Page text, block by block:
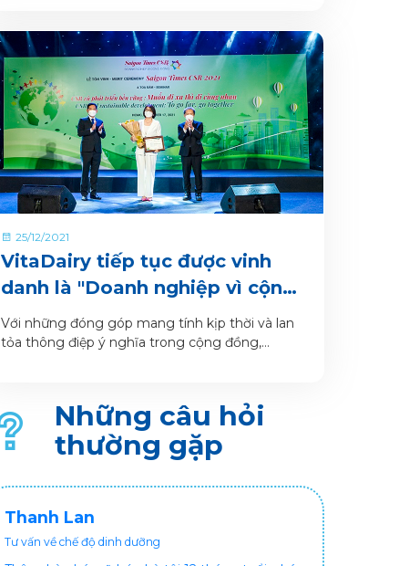
25/12/2021
VitaDairy tiếp tục được vinh
danh là "Doanh nghiệp vì cộng
đồng" năm 2021
Với những đóng góp mang tính kịp thời và lan
tỏa thông điệp ý nghĩa trong cộng đồng,
nghiệp vì cộng đồng - “Saigon Times CSR 2021”.
Những câu hỏi
thường gặp
Thanh Lan
Tư vấn về chế độ dinh dưỡng